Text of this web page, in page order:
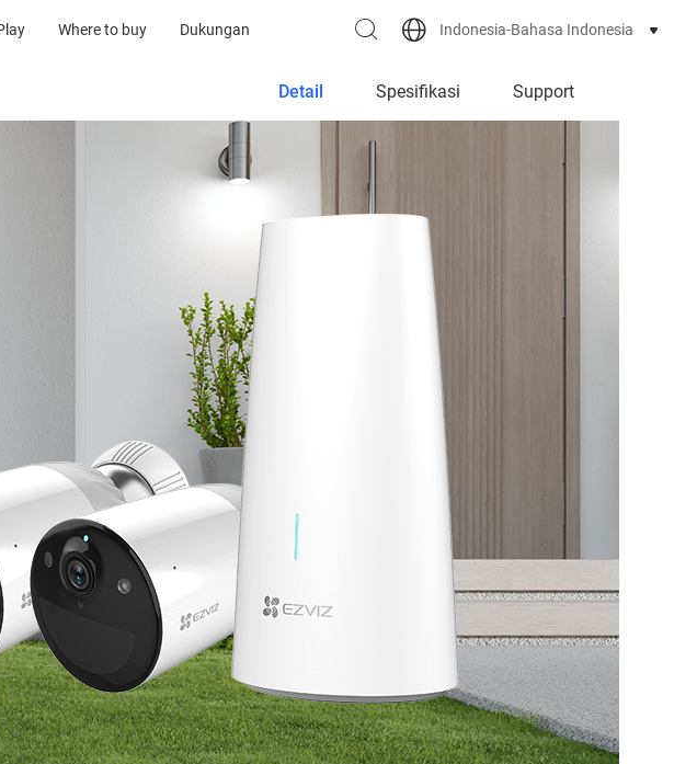
Where to buy Dukungan Indonesia-Bahasa Indonesia
Detail Spesifikasi Support